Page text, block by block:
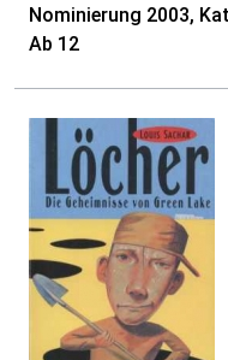
Nominierung 2003,
Ab 12